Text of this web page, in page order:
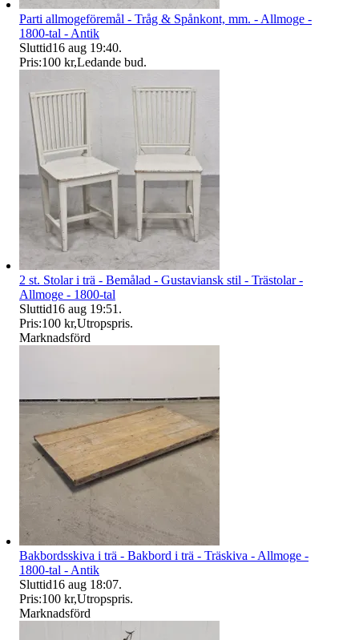
Parti allmogeföremål - Tråg & Spånkont, mm. - Allmoge -
1800-tal - Antik
Sluttid16 aug 19:40.
Pris:100 kr,Ledande bud.
2 st. Stolar i trä - Bemålad - Gustaviansk stil - Trästolar -
Allmoge - 1800-tal
Sluttid16 aug 19:51 .
Pris:100 kr,Utropspris.
Marknadsförd
Bakbordsskiva i trä - Bakbord i trä - Träskiva - Allmoge -
1800-tal - Antik
Sluttid16 aug 18:07.
Pris:100 kr,Utropspris.
Marknadsförd